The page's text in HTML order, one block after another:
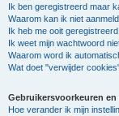
Ik ben geregistreerd maar
Waarom kan ik niet
Ik heb me ooit
Ik weet mijn wachtwoord
Waarom word ik
Wat doet "verwijder
Gebruikersvoorkeuren
Hoe verander ik mijn